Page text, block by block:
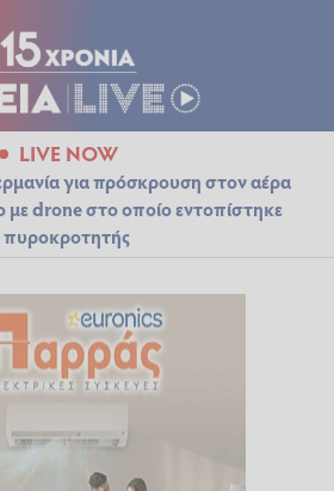
LIVE NOW
για πρόσκρουση στον αέρα
drone στο οποίο εντοπίστηκε
πυροκροτητής